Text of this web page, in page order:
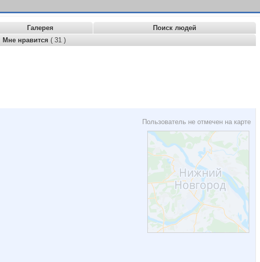
Галерея
Поиск людей
Мне нравится ( 31 )
Пользователь не отмечен на карте